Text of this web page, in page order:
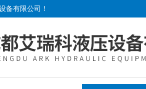
备有限公司！